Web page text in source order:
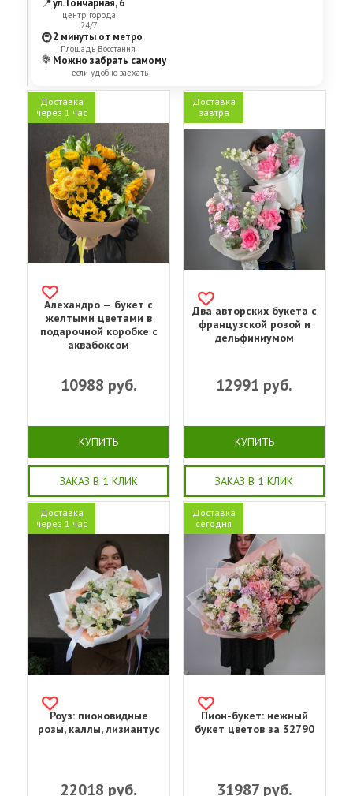
центр города
24/7
🚇2 минуты от метро
Площадь Восстания
💐 Можно забрать самому
если удобно заехать
Доставка
через 1 час
Алехандро — букет с
желтыми цветами в
подарочной коробке с
аквабоксом
10988 руб.
КУПИТЬ
ЗАКАЗ В 1 КЛИК
Доставка
завтра
Два авторских букета с
французской розой и
дельфиниумом
12991 руб.
КУПИТЬ
ЗАКАЗ В 1 КЛИК
Доставка
через 1 час
Роуз: пионовидные
розы, каллы, лизиантус
22018 руб.
Доставка
сегодня
Пион-букет: нежный
букет цветов за 32790
31987руб.